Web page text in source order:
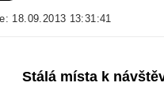
18.09.2013 13:31:41
Stálá místa k